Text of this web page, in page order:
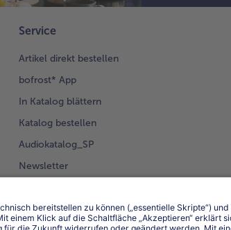
Service
Artikel direkt bestellen
bofrost* App
In Katalog blättern
Katalog bestellen
Audiokatalog_SP
Newsletter